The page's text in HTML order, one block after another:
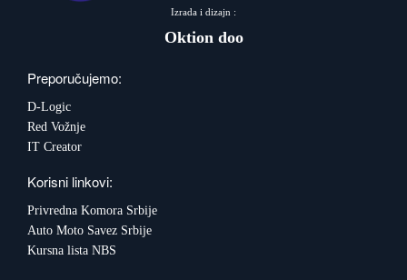
Izrada i dizajn :
Oktion doo
Preporučujemo:
D-Logic
Red Vožnje
IT Creator
Korisni linkovi:
Privredna Komora Srbije
Auto Moto Savez Srbije
Kursna lista NBS